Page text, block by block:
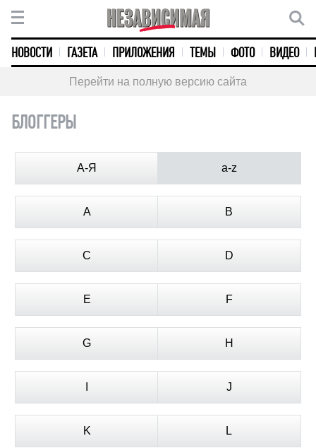
НОВОСТИ ГАЗЕТА ПРИЛОЖЕНИЯ ТЕМЫ ФОТО ВИДЕО
Перейти на полную версию сайта
БЛОГГЕРЫ
А-Я a-z
A B
C D
E F
G H
J
K L